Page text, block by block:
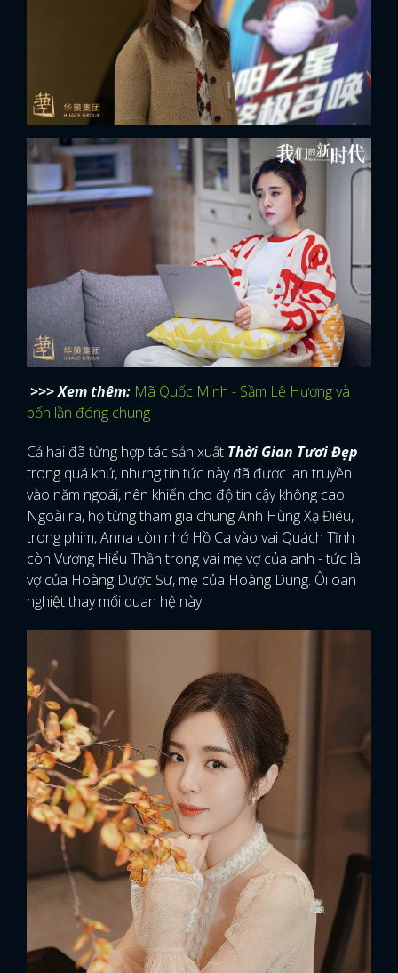
>>> Xem thêm: Mã Quốc Minh - Sầm Lệ Hương và
bốn lần đóng chung
Cả hai đã từng hợp tác sản xuất Thời Gian Tươi Đẹp
trong quá khứ, nhưng tin tức này đã được lan truyền
vào năm ngoái, nên khiến cho độ tin cậy không cao.
Ngoài ra, họ từng tham gia chung Anh Hùng Xạ Điêu,
trong phim, Anna còn nhớ Hồ Ca vào vai Quách Tĩnh
còn Vương Hiểu Thần trong vai mẹ vợ của anh - tức là
vợ của Hoàng Dược Sư, mẹ của Hoàng Dung. Ôi oan
nghiệt thay mối quan hệ này.